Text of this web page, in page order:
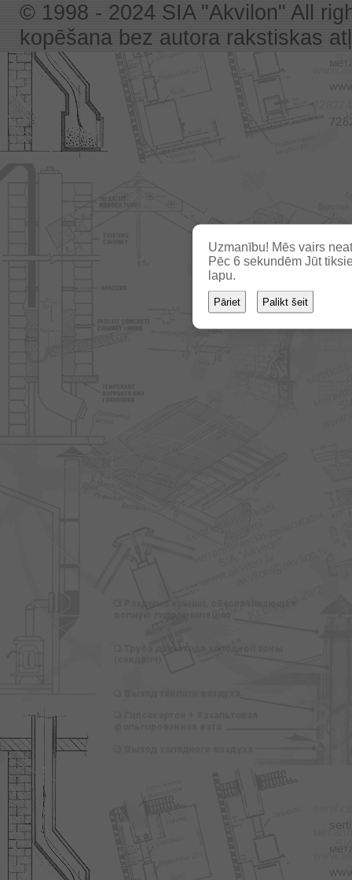
© 1998 - 2024 SIA "Akvilon" All
kopēšana bez autora rakstiskas
Uzmanību! Mēs vairs
Pēc 5 sekundēm Jūt
lapu.
Pāriet Palikt šeit